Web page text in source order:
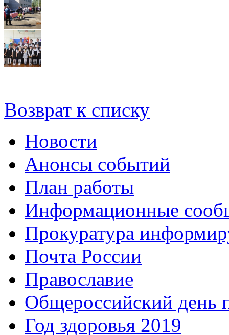
Возврат к списку
Новости
Анонсы событий
План работы
Информационные
Прокуратура
Почта России
Православие
Общероссийский день
Год здоровья 2019